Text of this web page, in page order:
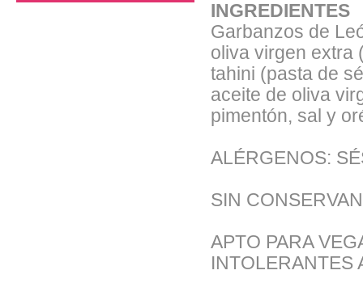
INGREDIENTES
Garbanzos de
oliva virgen extra
tahini (pasta de
aceite de oliva
pimentón, sal y
ALÉRGENOS:
SIN
APTO PARA